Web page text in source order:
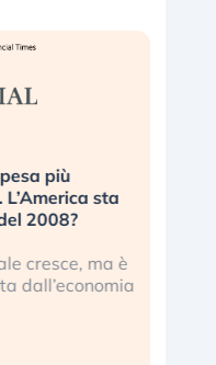
più
L’America sta
2008?
cresce, ma è
dall’economia